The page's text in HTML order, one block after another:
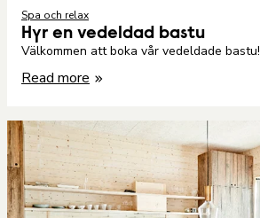
Spa och relax
Hyr en vedeldad bastu
Välkommen att boka vår vedeldade bastu!
Read more